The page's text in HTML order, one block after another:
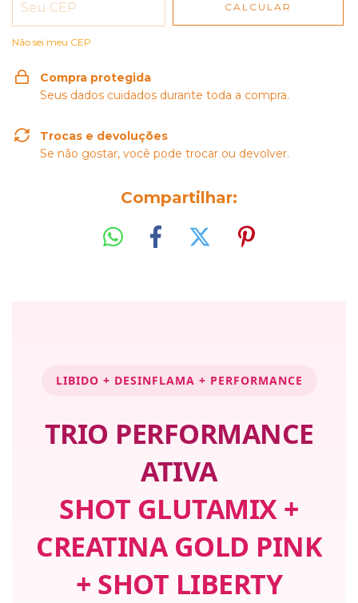
CALCULAR
Não sei meu CEP
Compra protegida
Seus dados cuidados durante toda a compra.
Trocas e devoluções
Se não gostar, você pode trocar ou devolver.
Compartilhar:
LIBIDO + DESINFLAMA + PERFORMANCE
TRIO PERFORMANCE
ATIVA
SHOT GLUTAMIX +
CREATINA GOLD PINK
+ SHOT LIBERTY